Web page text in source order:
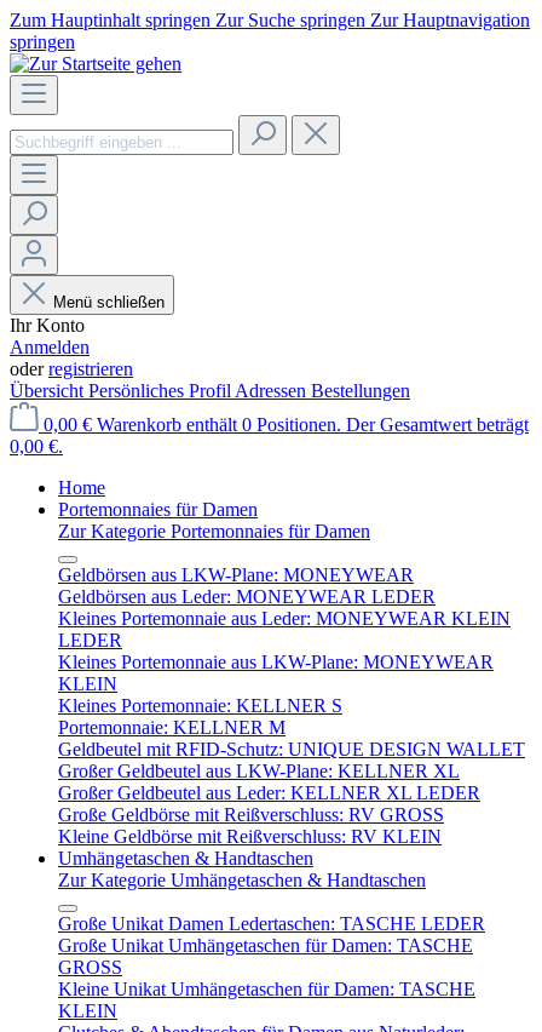
Zum Hauptinhalt springen Zur Suche springen Zur Hauptnavigation
springen
Menü schließen
Ihr Konto
Anmelden
oderregistrieren
Übersicht Persönliches Profil Adressen Bestellungen
0,00 € Warenkorb enthält 0 Positionen. Der Gesamtwert beträgt
0,00 €.
Home
Portemonnaies für Damen
Zur Kategorie Portemonnaies für Damen
Geldbörsen aus LKW-Plane: MONEYWEAR
Geldbörsen aus Leder: MONEYWEAR LEDER
Kleines Portemonnaie aus Leder: MONEYWEAR KLEIN
LEDER
Kleines Portemonnaie aus LKW-Plane: MONEYWEAR
KLEIN
Kleines Portemonnaie: KELLNER S
Portemonnaie: KELLNER M
Geldbeutel mit RFID-Schutz: UNIQUE DESIGN WALLET
Großer Geldbeutel aus LKW-Plane: KELLNER XL
Großer Geldbeutel aus Leder: KELLNER XL LEDER
Große Geldbörse mit Reißverschluss: RV GROSS
Kleine Geldbörse mit Reißverschluss: RV KLEIN
Umhängetaschen & Handtaschen
Zur Kategorie Umhängetaschen & Handtaschen
Große Unikat Damen Ledertaschen: TASCHE LEDER
Große Unikat Umhängetaschen für Damen: TASCHE
GROSS
Kleine Unikat Umhängetaschen für Damen: TASCHE
KLEIN